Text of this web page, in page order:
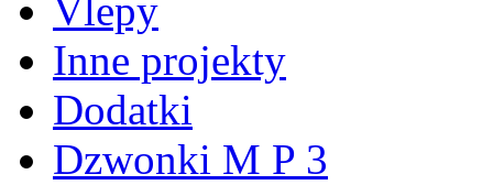
Vlepy
Inne projekty
Dodatki
Dzwonki M P 3